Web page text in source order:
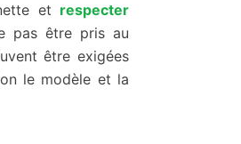
et respecter
pas être pris au
être exigées
le modèle et la